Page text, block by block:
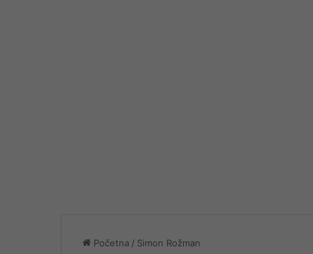
Početna / Simon Rožman